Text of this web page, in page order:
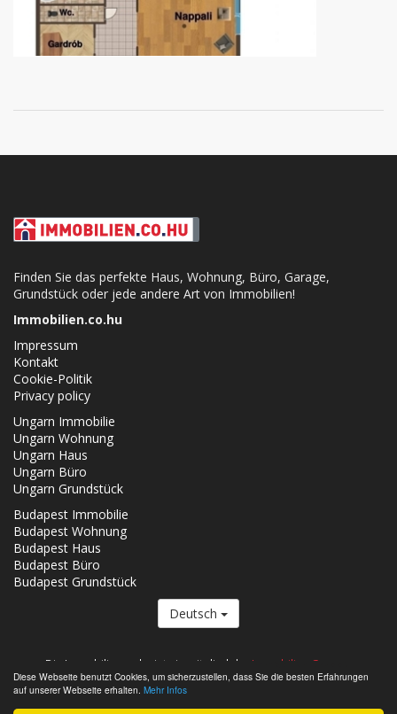
Diese Webseite benutzt Cookies, um sicherzustellen, dass Sie die besten Erfahrungen
auf unserer Webseite erhalten. Mehr Infos
Finden Sie das perfekte Haus, Wohnung, Büro, Garage,
Grundstück oder jede andere Art von Immobilien!
Immobilien.co.hu
Impressum
Kontakt
Cookie-Politik
Privacy policy
Ungarn Immobilie
Ungarn Wohnung
Ungarn Haus
Ungarn Büro
Ungarn Grundstück
Budapest Immobilie
Budapest Wohnung
Budapest Haus
Budapest Büro
Budapest Grundstück
Deutsch
Die Immobilien.co.hu ist ein mitglied der Immobilien Gruppe.
Verkäufliche Immobilien in Ungarn - Immobilien.co.hu © 2026 Alle Rechte
vorbehalten